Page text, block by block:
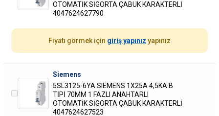
OTOMATİK SİGORTA ÇABUK KARAKTERLİ
4047624627790
Fiyatı görmek için giriş yapınız yapınız
Siemens
5SL3125-6YA SIEMENS 1X25A 4,5KA B
TİPİ 70MM 1 FAZLI ANAHTARLI
OTOMATİK SİGORTA ÇABUK KARAKTERLİ
4047624627523